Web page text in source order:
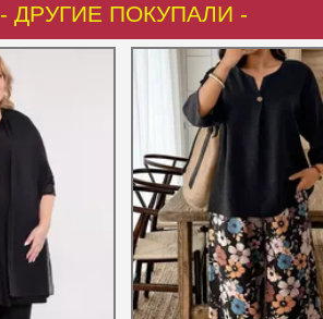
- ДРУГИЕ ПОКУПАЛИ -